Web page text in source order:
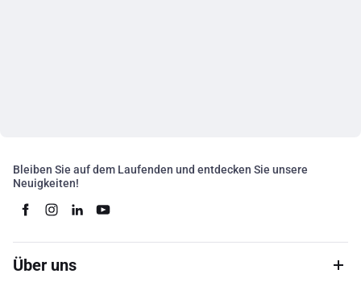
Bleiben Sie auf dem Laufenden und entdecken Sie unsere
Neuigkeiten!
Über uns